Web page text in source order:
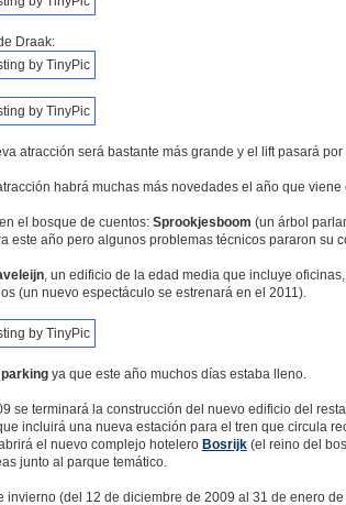
Draak:
atracción será bastante más grande y el lift pasará
habrá muchas más novedades el año que viene
el bosque de cuentos: Sprookjesboom (un árbol
este año pero algunos problemas técnicos pararon su
, un edificio de la edad media que incluye
(un nuevo espectáculo se estrenará en el 2011).
ya que este año muchos días estaba lleno.
se terminará la construcción del nuevo edificio del
incluirá una nueva estación para el tren que circula
el nuevo complejo hotelero Bosrijk(el reino del
junto al parque temático.
invierno (del 12 de diciembre de 2009 al 31 de enero